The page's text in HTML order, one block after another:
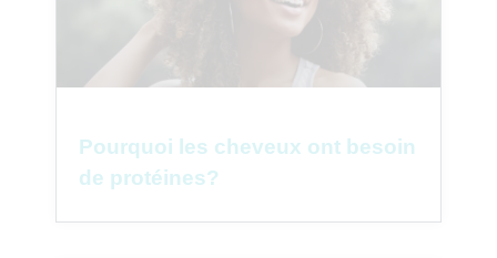
Pourquoi les cheveux ont besoin
de protéines?